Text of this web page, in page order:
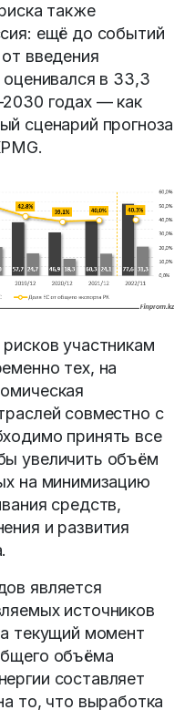
также
ещё до событий
введения
оценивался в 33,3
годах — как
сценарий прогноза
участникам
тех, на
совместно с
принять все
увеличить объём
на минимизацию
средств,
и развития
является
источников
текущий момент
объёма
составляет
то, что выработка